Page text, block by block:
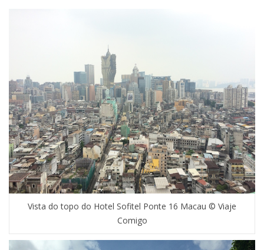
Vista do topo do Hotel Sofitel Ponte 16 Macau © Viaje
Comigo